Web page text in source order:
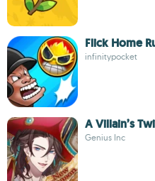
Flick Home
infinitypocket
A Villain’s
Genius Inc